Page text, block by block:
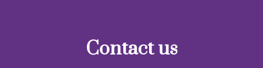
Contact us